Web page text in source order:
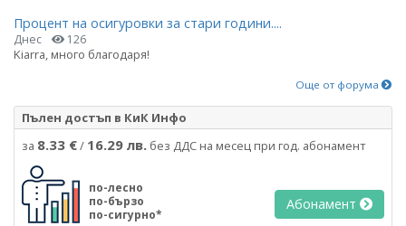
Процент на осигуровки за стари години....
Днес 126
Kiarra, много благодаря!
Още от форума
Пълен достъп в КиК Инфо
за 8.33 €/ 16.29 лв. без ДДС на месец при год. абонамент
по-лесно
по-бързо
по-сигурно*
Абонамент